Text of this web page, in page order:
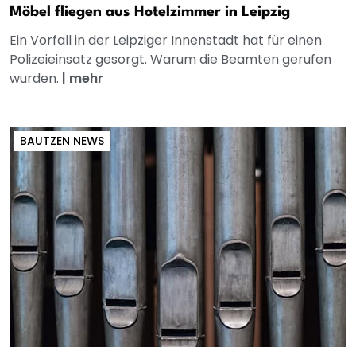
Möbel fliegen aus Hotelzimmer in Leipzig
Ein Vorfall in der Leipziger Innenstadt hat für einen
Polizeieinsatz gesorgt. Warum die Beamten gerufen
wurden. | mehr
BAUTZEN NEWS